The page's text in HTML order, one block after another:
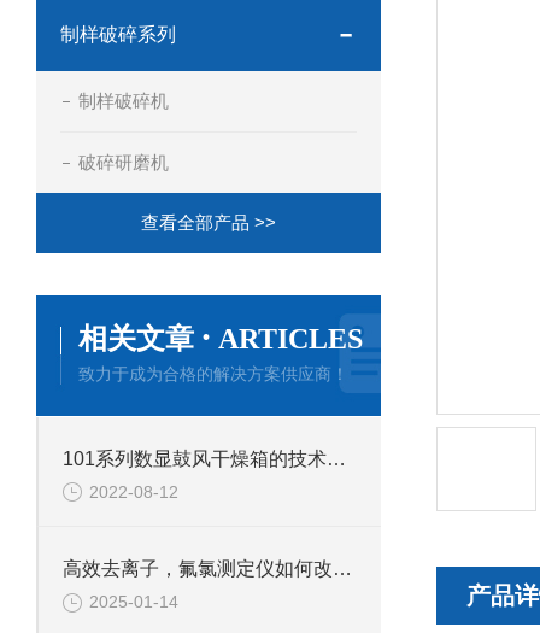
产品
制样破碎系列
制样破碎机
破碎研磨机
查看全部产品 >>
相关文章 · ARTICLES
致力于成为合格的解决方案供应商！
101系列数显鼓风干燥箱的技术参数
2022-08-12
高效去离子，氟氯测定仪如何改变水质检测？
2025-01-14